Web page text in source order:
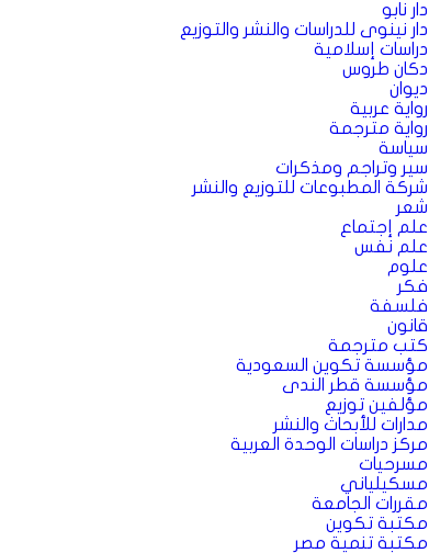
دار نابو
دار نينوى للدراسات والنشر والتوزيع
دراسات إسلامية
دكان طروس
ديوان
رواية عربية
رواية مترجمة
سياسة
سير وتراجم ومذكرات
شركة المطبوعات للتوزيع والنشر
شعر
علم إجتماع
علم نفس
علوم
فكر
فلسفة
قانون
كتب مترجمة
مؤسسة تكوين السعودية
مؤسسة قطر الندى
مؤلفين توزيع
مدارات للأبحاث والنشر
مركز دراسات الوحدة العربية
مسرحيات
مسكيلياني
مقررات الجامعة
مكتبة تكوين
مكتبة تنمية مصر